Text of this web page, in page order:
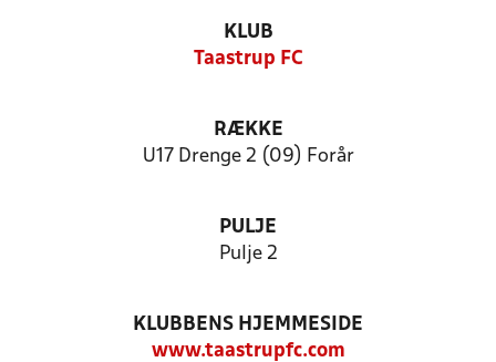
KLUB
Taastrup FC
RÆKKE
U17 Drenge 2 (09) Forår
PULJE
Pulje 2
KLUBBENS HJEMMESIDE
www.taastrupfc.com